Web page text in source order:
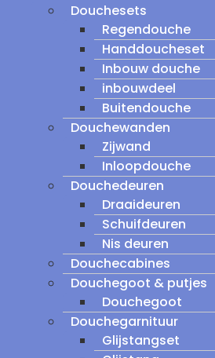
Douchesets
Regendouche
Handdoucheset
Inbouw douche
inbouwdeel
Buitendouche
Douchewanden
Zijwand
Inloopdouche
Douchedeuren
Draaideuren
Schuifdeuren
Nis deuren
Douchecabines
Douchegoot & putjes
Douchegoot
Douchegarnituur
Glijstangset